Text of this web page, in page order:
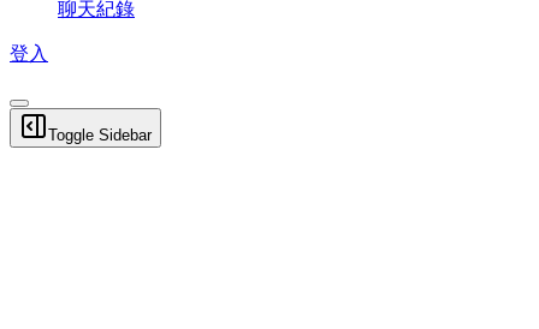
聊天紀錄
登入
Toggle Sidebar